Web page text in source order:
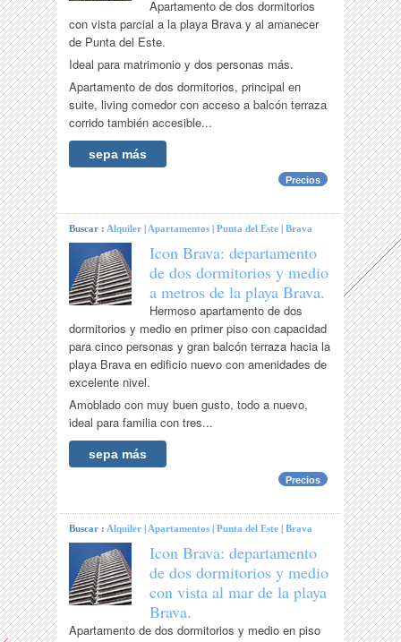
Apartamento de dos dormitorios
con vista parcial a la playa Brava y al amanecer
de Punta del Este.
Ideal para matrimonio y dos personas más.
Apartamento de dos dormitorios, principal en
suite, living comedor con acceso a balcón terraza
corrido también accesible...
sepa más
Precios
Buscar :Alquiler |Apartamentos |Punta del Este |Brava
Icon Brava: departamento
de dos dormitorios y medio
a metros de la playa Brava.
Hermoso apartamento de dos
dormitorios y medio en primer piso con capacidad
para cinco personas y gran balcón terraza hacia la
playa Brava en edificio nuevo con amenidades de
excelente nivel.
Amoblado con muy buen gusto, todo a nuevo,
ideal para familia con tres...
sepa más
Precios
Buscar :Alquiler |Apartamentos |Punta del Este |Brava
Icon Brava: departamento
de dos dormitorios y medio
con vista al mar de la playa
Brava.
Apartamento de dos dormitorios y medio en piso